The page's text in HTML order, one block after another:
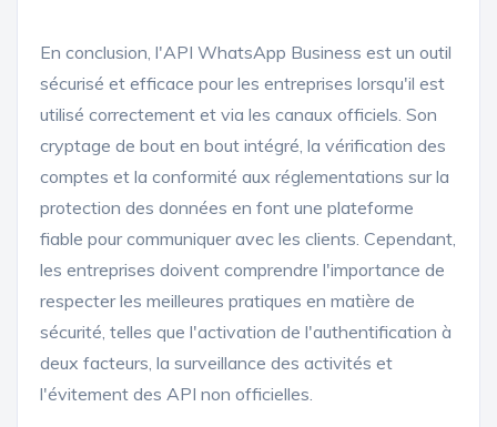
En conclusion, l'API WhatsApp Business est un outil
sécurisé et efficace pour les entreprises lorsqu'il est
utilisé correctement et via les canaux officiels. Son
cryptage de bout en bout intégré, la vérification des
comptes et la conformité aux réglementations sur la
protection des données en font une plateforme
fiable pour communiquer avec les clients. Cependant,
les entreprises doivent comprendre l'importance de
respecter les meilleures pratiques en matière de
sécurité, telles que l'activation de l'authentification à
deux facteurs, la surveillance des activités et
l'évitement des API non officielles.